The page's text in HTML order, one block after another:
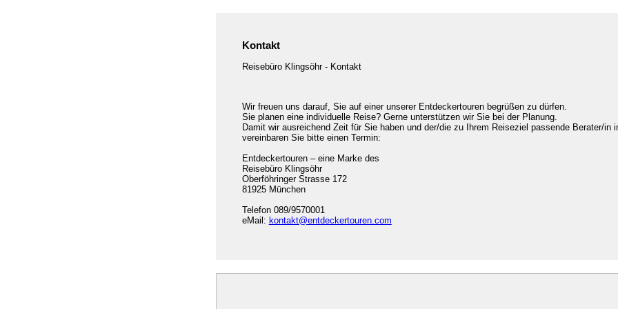
Kontakt
Reisebüro Klingsöhr - Kontakt
Wir freuen uns darauf, Sie auf einer unserer Entdeckertouren begrüßen zu dürfen.
Sie planen eine individuelle Reise? Gerne unterstützen wir Sie bei der Planung.
Damit wir ausreichend Zeit für Sie haben und der/die zu Ihrem Reiseziel passende Berater/in
vereinbaren Sie bitte einen Termin:
Entdeckertouren – eine Marke des
Reisebüro Klingsöhr
Oberföhringer Strasse 172
81925 München
Telefon 089/9570001
eMail: kontakt@entdeckertouren.com